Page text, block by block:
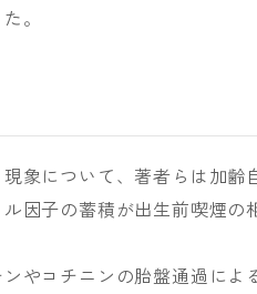
。
象について、著者らは加齢
因子の蓄積が出生前喫煙の
やコチニンの胎盤通過によ